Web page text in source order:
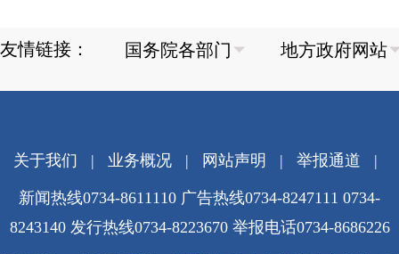
友情链接：
关于我们 | 业务概况| 网站声明 | 举报通道 |
新闻热线0734-8611110 广告热线0734-8247111 0734-
8243140 发行热线0734-8223670 举报电话0734-8686226